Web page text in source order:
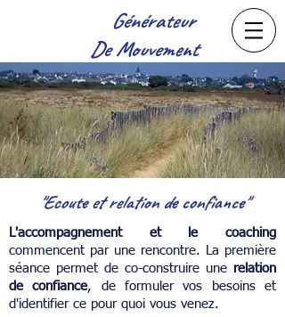
Générateur
De Mouvement
"Ecoute et relation de confiance"
L'accompagnement et le coaching
commencent par une rencontre. La première
séance permet de co-construire une relation
de confiance, de formuler vos besoins et
d'identifier ce pour quoi vous venez.